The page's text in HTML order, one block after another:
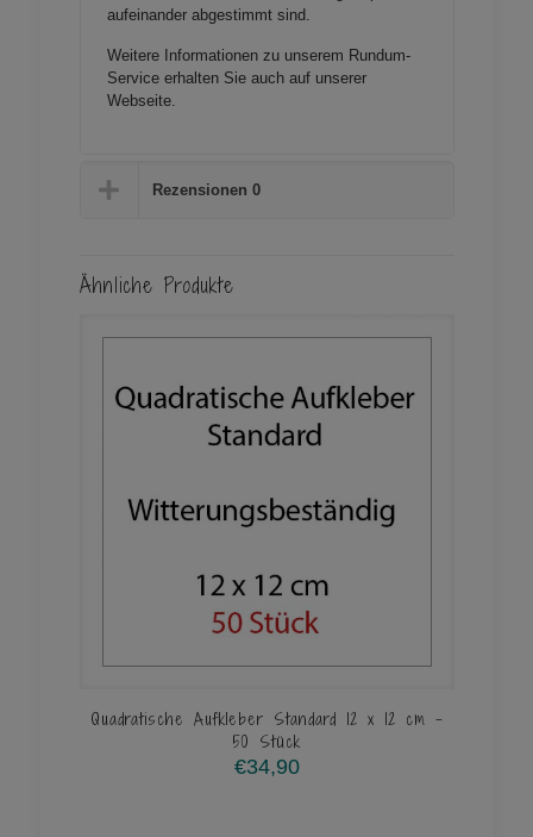
aufeinander abgestimmt sind.
Weitere Informationen zu unserem Rundum-
Service erhalten Sie auch auf unserer
Webseite.
Rezensionen 0
Ähnliche Produkte
Quadratische Aufkleber Standard 12 x 12 cm –
50 Stück
€34,90